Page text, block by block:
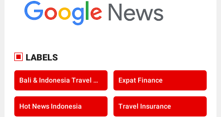
LABELS
Bali & Indonesia Travel Guide Expat Finance
Hot News Indonesia Travel Insurance